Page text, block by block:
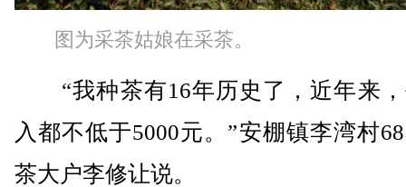
图为采茶姑娘在采茶。
“我种茶有16年历史了，近年来，
入都不低于5000元。”安棚镇李湾村
茶大户李修让说。